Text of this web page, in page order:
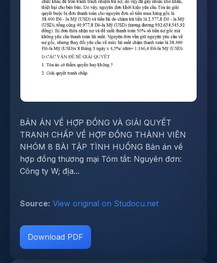
BẢN ÁN VỀ HỢP ĐỒNG VÀ GIẢI QUYẾT
TRANH CHẤP VỀ HỢP ĐỒNG THÀNH VIÊN
NHÓM 8 BÀI TẬP TÌNH HUỐNG Bản án về
hợp đồng thương mại Tóm tắt: Nguyên đơn:
Công ty W; địa...
Source: View original on Studocu.net
Download PDF